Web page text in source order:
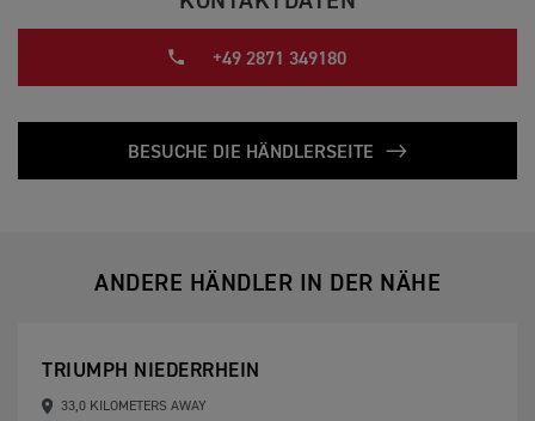
+49 2871 349180
BESUCHE DIE HÄNDLERSEITE
ANDERE HÄNDLER IN DER NÄHE
TRIUMPH NIEDERRHEIN
33,0 KILOMETERS AWAY